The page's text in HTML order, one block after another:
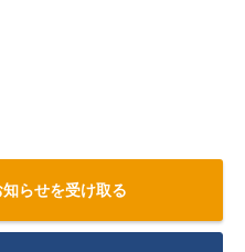
らせを受け取る